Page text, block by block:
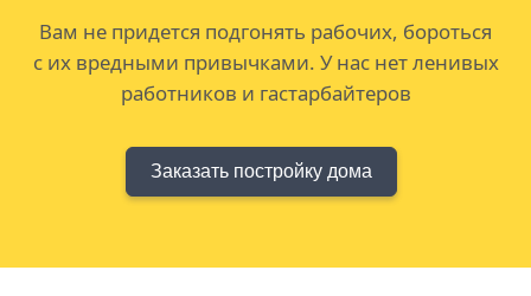
Вам не придется подгонять рабочих, бороться
с их вредными привычками. У нас нет ленивых
работников и гастарбайтеров
Заказать постройку дома